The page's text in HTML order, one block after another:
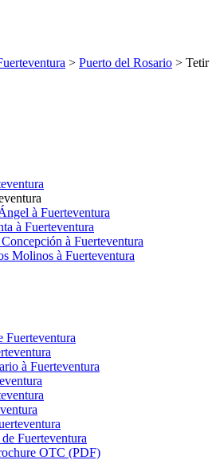
> Puerto del Rosario > Tetir
à Fuerteventura
à Fuerteventura
à Fuerteventura
Molinos à Fuerteventura
Fuerteventura
à Fuerteventura
Fuerteventura
OTC (PDF)